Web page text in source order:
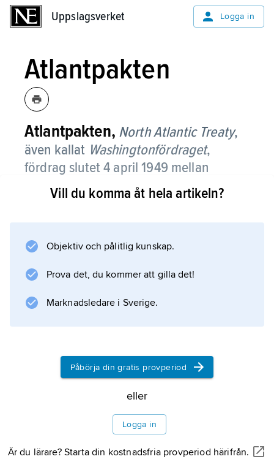
Uppslagsverket Logga in
Atlantpakten
Atlantpakten, North Atlantic Treaty,
även kallat Washingtonfördraget,
fördrag slutet 4 april 1949 mellan
Belgien, Danmark, Frankrike, Island,
Italien, Kanada, Luxemburg,
Storbritannien och USA.
Atlantpakten reglerar också bildandet av
alliansorganisationen
Nato
att ett angrepp mot någon av de
undertecknande staterna betraktas som ett
angrepp mot dem alla och att övriga stater då
Vill du komma åt hela artikeln?
Objektiv och pålitlig kunskap.
Prova det, du kommer att gilla det!
Marknadsledare i Sverige.
Påbörja din gratis provperiod
eller
Logga in
Är du lärare? Starta din kostnadsfria provperiod härifrån.